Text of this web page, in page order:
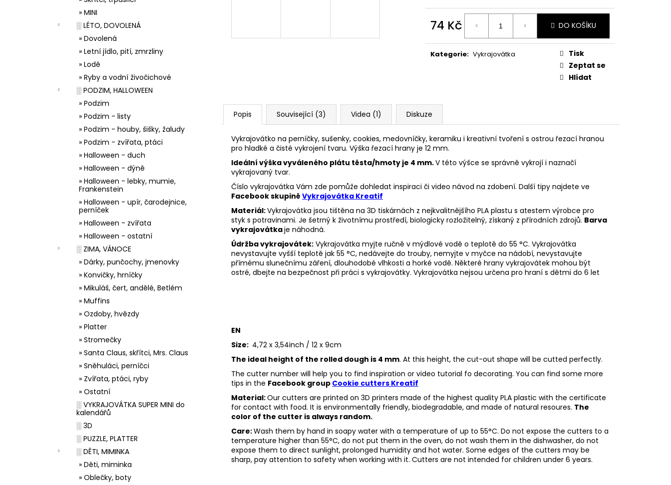
» MINI
░ LÉTO, DOVOLENÁ
» Dovolená
» Letní jídlo, pití, zmrzliny
» Lodě
» Ryby a vodní živočichové
░ PODZIM, HALLOWEEN
» Podzim
» Podzim - listy
» Podzim - houby, šišky, žaludy
» Podzim - zvířata, ptáci
» Halloween - duch
» Halloween - dýně
» Halloween - lebky, mumie,
Frankenstein
» Halloween - upír, čarodejnice,
perníček
» Halloween - zvířata
» Halloween - ostatní
░ ZIMA, VÁNOCE
» Dárky, punčochy, jmenovky
» Konvičky, hrníčky
» Mikuláš, čert, andělé, Betlém
» Muffins
» Ozdoby, hvězdy
» Platter
» Stromečky
» Santa Claus, skřítci, Mrs. Claus
» Sněhuláci, perníčci
» Zvířata, ptáci, ryby
» Ostatní
░ VYKRAJOVÁTKA SUPER MINI do
kalendářů
░ 3D
░ PUZZLE, PLATTER
░ DĚTI, MIMINKA
» Děti, miminka
» Oblečky, boty
74 Kč
cena:
DO KOŠÍKU
Kategorie: Vykrajovátka
Tisk
Zeptat se
Hlídat
Popis Související (3) Videa (1) Diskuze
Vykrajovátko na perníčky, sušenky, cookies, medovníčky, keramiku i kreativní tvoření s ostrou řezací hranou
pro hladké a čisté vykrojení tvaru. Výška řezací hrany je 12 mm.
Ideální výška vyváleného plátu těsta/hmoty je 4 mm.V této výšce se správně vykrojí i naznačí
vykrajovaný tvar.
Číslo vykrajovátka Vám zde pomůže dohledat inspiraci či video návod na zdobení. Další tipy najdete ve
Facebook skupině Vykrajovátka Kreatif
Materiál:Vykrajovátka jsou tištěna na 3D tiskárnách z nejkvalitnějšího PLA plastu s atestem výrobce pro
styk s potravinami. Je šetrný k životnímu prostředí, biologicky rozložitelný, získaný z přírodních zdrojů. Barva
vykrajovátkaje náhodná.
Údržba vykrajovátek: Vykrajovátka myjte ručně v mýdlové vodě o teplotě do 55 °C. Vykrajovátka
nevystavujte vyšší teplotě jak 55 °C, nedávejte do trouby, nemyjte v myčce na nádobí, nevystavujte
přímému slunečnímu záření, dlouhodobé vlhkosti a horké vodě. Některé hrany vykrajovátek mohou být
ostré, dbejte na bezpečnost při práci s vykrajovátky. Vykrajovátka nejsou určena pro hraní s dětmi do 6 let
EN
Size: 4,72 x 3,54inch / 12 x 9cm
The ideal height of the rolled dough is 4 mm. At this height, the cut-out shape will be cutted perfectly.
The cutter number will help you to find inspiration or video tutorial fo decorating. You can find some more
tips in the Facebook group Cookie cutters Kreatif
Material:Our cutters are printed on 3D printers made of the highest quality PLA plastic with the certificate
for contact with food. It is environmentally friendly, biodegradable, and made of natural resoures. The
color of the cutter is always random.
Care:Wash them by hand in soapy water with a temperature of up to 55°C. Do not expose the cutters to a
temperature higher than 55°C, do not put them in the oven, do not wash them in the dishwasher, do not
expose them to direct sunlight, prolonged humidity and hot water. Some edges of the cutters may be
sharp, pay attention to safety when working with it. Cutters are not intended for children under 6 years.
33001 ZDOBÍCÍ SÁČEK